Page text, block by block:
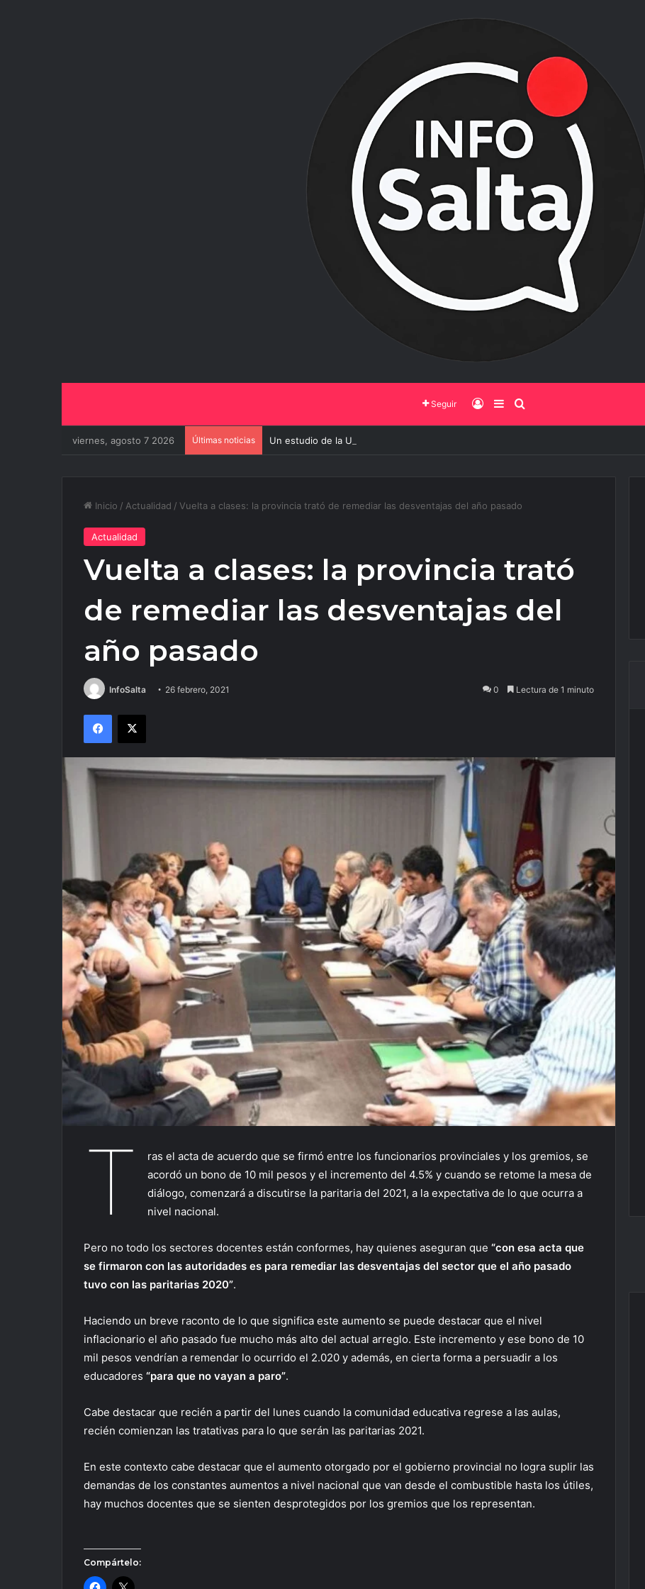
Seguir Iniciar Sesión
Barra Lateral
viernes, agosto 7 2026 Últimas noticias Un estudio de la UNSa busca revolucionar las casas de adobe y hacerlas más seguras
Inicio / Actualidad / Vuelta a clases: la provincia trató de remediar las desventajas del año pasado
Actualidad
Vuelta a clases: la provincia trató
de remediar las desventajas del
año pasado
InfoSalta 26 febrero, 2021 0 Lectura de 1 minuto
Facebook
X
T
ras el acta de acuerdo que se firmó entre los funcionarios provinciales y los gremios, se
acordó un bono de 10 mil pesos y el incremento del 4.5% y cuando se retome la mesa de
diálogo, comenzará a discutirse la paritaria del 2021, a la expectativa de lo que ocurra a
nivel nacional.
Pero no todo los sectores docentes están conformes, hay quienes aseguran que “con esa acta que
se firmaron con las autoridades es para remediar las desventajas del sector que el año pasado
tuvo con las paritarias 2020”.
Haciendo un breve raconto de lo que significa este aumento se puede destacar que el nivel
inflacionario el año pasado fue mucho más alto del actual arreglo. Este incremento y ese bono de 10
mil pesos vendrían a remendar lo ocurrido el 2.020 y además, en cierta forma a persuadir a los
educadores “para que no vayan a paro”.
Cabe destacar que recién a partir del lunes cuando la comunidad educativa regrese a las aulas,
recién comienzan las tratativas para lo que serán las paritarias 2021.
En este contexto cabe destacar que el aumento otorgado por el gobierno provincial no logra suplir las
demandas de los constantes aumentos a nivel nacional que van desde el combustible hasta los útiles,
hay muchos docentes que se sienten desprotegidos por los gremios que los representan.
Compártelo: